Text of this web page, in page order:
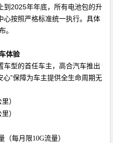
到 2025年年底，所有电池包的升
心按照严格标准统一执行。具体
。
体验
车型的首任车主，高合汽车推出
心”保障为车主提供全生命周期无
）
）
（每月限10G流量）